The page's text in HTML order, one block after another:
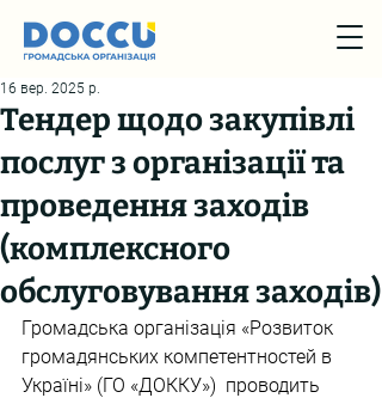
Тендер щодо закупівлі
послуг з організації та
проведення заходів
(комплексного
обслуговування заходів)
16 вер. 2025 р.
Громадська організація «Розвиток
громадянських компетентностей в
Україні» (ГО «ДОККУ»)  проводить